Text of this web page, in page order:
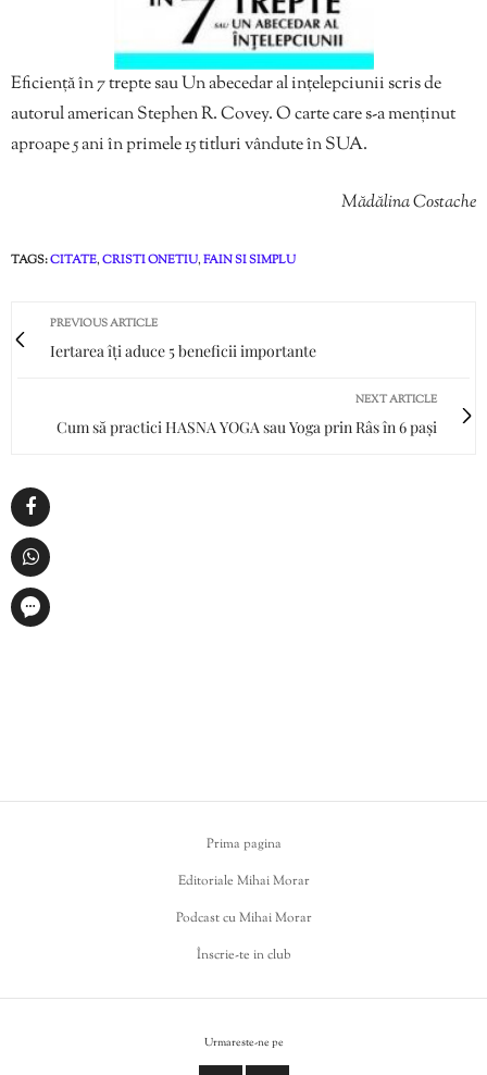
Eficiență în 7 trepte sau Un abecedar al ințelepciunii scris de
autorul american Stephen R. Covey. O carte care s-a menținut
aproape 5 ani în primele 15 titluri vândute în SUA.
Mădălina Costache
TAGS:CITATE,CRISTI ONETIU,FAIN SI SIMPLU
PREVIOUS ARTICLE
Iertarea îți aduce 5 beneficii importante
NEXT ARTICLE
Cum să practici HASNA YOGA sau Yoga prin Râs în 6 pași
Prima pagina
Editoriale Mihai Morar
Podcast cu Mihai Morar
Înscrie-te in club
Urmareste-ne pe